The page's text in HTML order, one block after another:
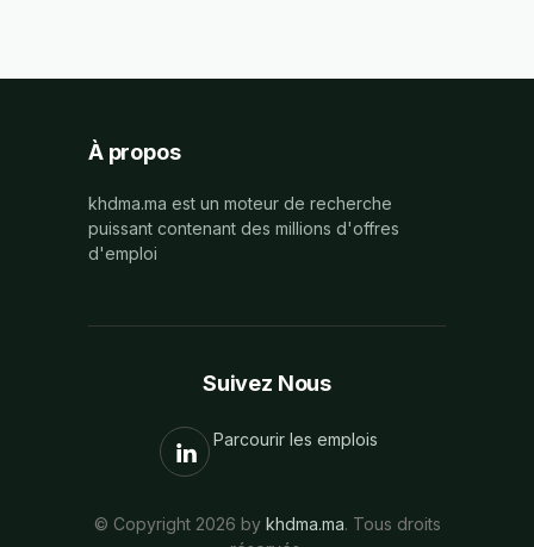
À propos
khdma.ma est un moteur de recherche
puissant contenant des millions d'offres
d'emploi
Suivez Nous
Parcourir les emplois
© Copyright 2026 by khdma.ma. Tous droits